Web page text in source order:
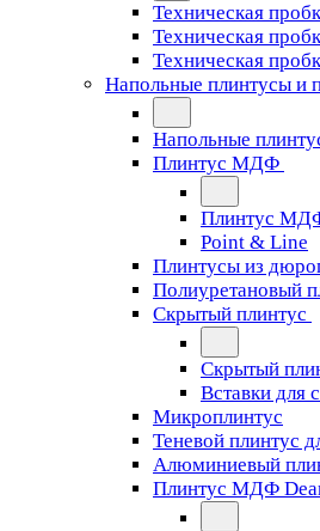
Техническая
Техническая
Техническая
Напольные плинтусы и
Напольные
Плинтус МДФ
Плинтус
Point & Line
Плинтусы из
Полиуретановый
Скрытый плинтус
Скрытый
Вставки для
Микроплинтус
Теневой плинтус
Алюминиевый
Плинтус МДФ